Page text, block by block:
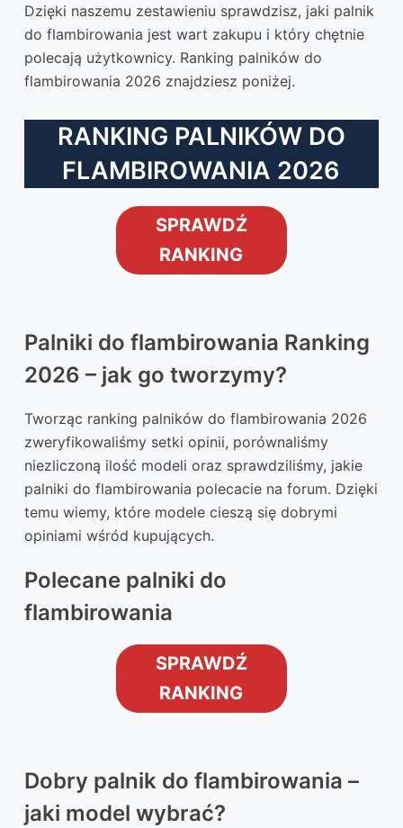
Dzięki naszemu zestawieniu sprawdzisz, jaki palnik
do flambirowania jest wart zakupu i który chętnie
polecają użytkownicy. Ranking palników do
flambirowania 2026 znajdziesz poniżej.
RANKING PALNIKÓW DO
FLAMBIROWANIA 2026
SPRAWDŹ
RANKING
Palniki do flambirowania Ranking
2026 – jak go tworzymy?
Tworząc ranking palników do flambirowania 2026
zweryfikowaliśmy setki opinii, porównaliśmy
niezliczoną ilość modeli oraz sprawdziliśmy, jakie
palniki do flambirowania polecacie na forum. Dzięki
temu wiemy, które modele cieszą się dobrymi
opiniami wśród kupujących.
Polecane palniki do
flambirowania
SPRAWDŹ
RANKING
Dobry palnik do flambirowania –
jaki model wybrać?